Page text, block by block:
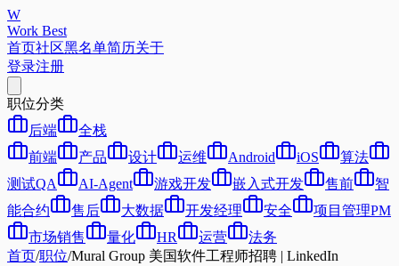
W
Work Best
首页社区黑名单简历关于
登录注册
职位分类
后端
全栈
前端
产品 设计 运维 Android iOS
算法
测试QA
AI-Agent 游戏开发 嵌入式开发 售前
智
能合约
售后 大数据 开发经理 安全
项目管理PM
市场销售
量化 HR 运营
法务
首页/职位/Mural Group 美国软件工程师招聘 | LinkedIn